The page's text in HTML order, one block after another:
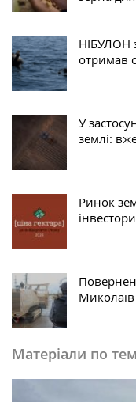
НІБУЛОН
отримав
У
землі:
Ринок
Матеріали по